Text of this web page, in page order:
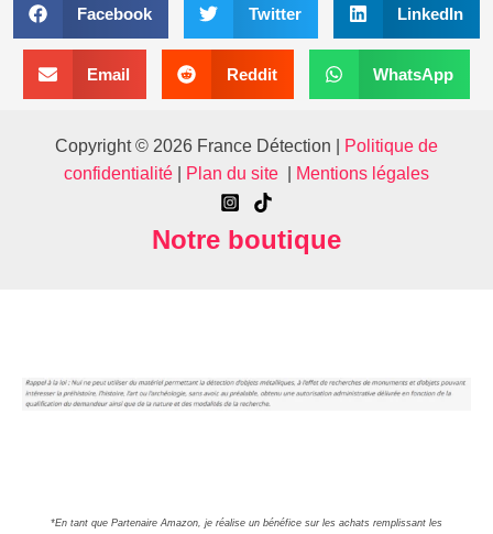
Facebook Twitter LinkedIn
Email Reddit WhatsApp
Copyright © 2026 France Détection |
Politique de
confidentialité
Plan du site Mentions légales
Notre boutique
*En tant que Partenaire Amazon, je réalise un bénéfice sur les achats remplissant les